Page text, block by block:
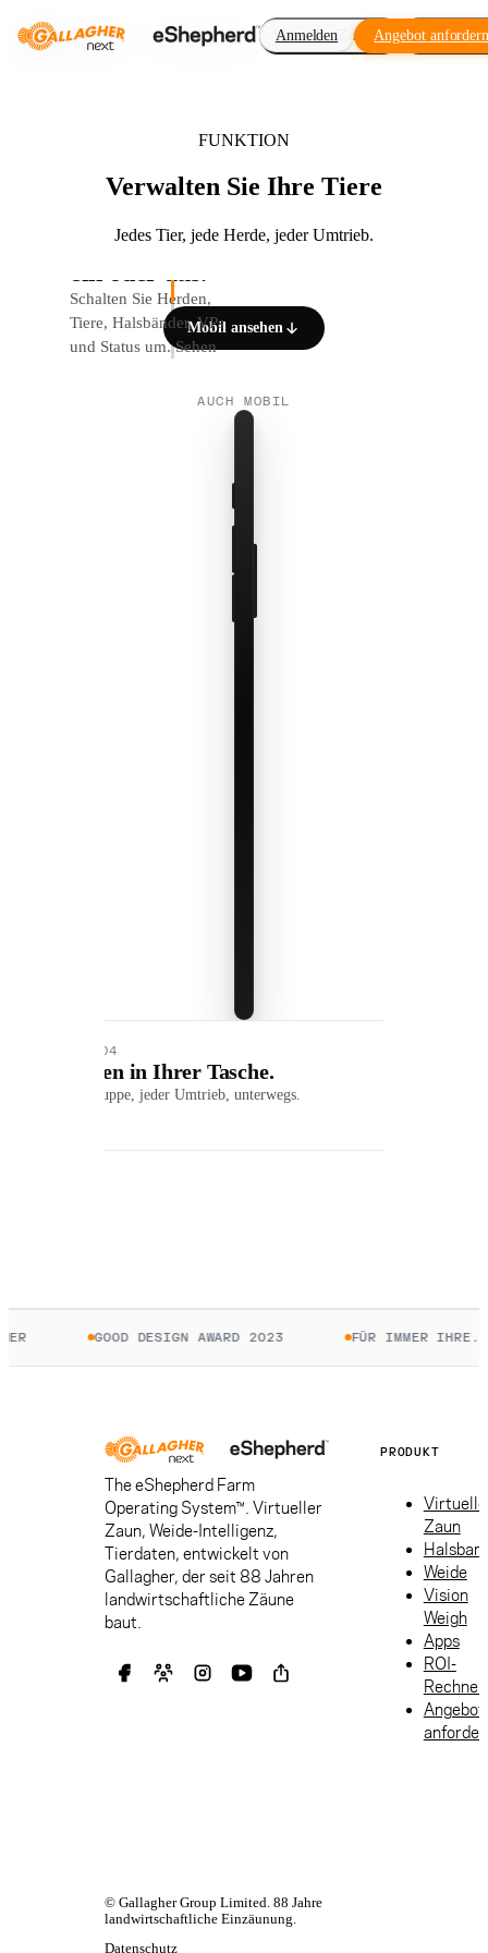
Virtueller Zaun
Anmelden Angebot
FUNKTION
Verwalten Sie Ihre Tiere
Jedes Tier, jede Herde, jeder Umtrieb.
Kartenebenen,
Schalten Sie Herden,
Tiere, Halsbänder, VPs
und Status um. Sehen
Mobil ansehen
AUCH MOBIL
01 / 04
Herden in Ihrer Tasche.
Jede Gruppe, jeder Umtrieb, unterwegs.
GOOD DESIGN AWARD 2023 FÜR IMMER IHRE.
The eShepherd Farm
Operating System™. Virtueller
Zaun, Weide-Intelligenz,
Tierdaten, entwickelt von
Gallagher, der seit 88 Jahren
landwirtschaftliche Zäune
baut.
PRODUKT
Zaun
Weide
Vision
Weigh
Apps
ROI-
Rechner
Angebot
© Gallagher Group Limited. 88 Jahre
landwirtschaftliche Einzäunung.
Datenschutz